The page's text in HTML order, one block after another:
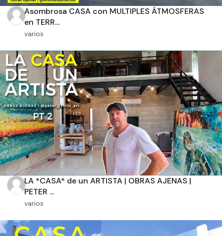
Asombrosa CASA con MULTIPLES ÁTMOSFERAS
en TERR...
varios
LA *CASA* de un ARTISTA | OBRAS AJENAS |
PETER ...
varios
m2 de terreno
Aplicar filtros